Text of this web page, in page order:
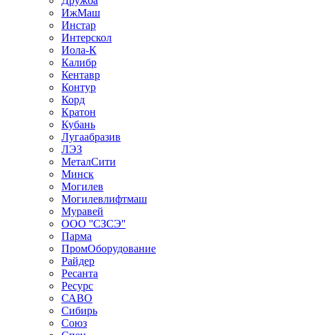
ИжМаш
Инстар
Интерскол
Иола-К
Калибр
Кентавр
Контур
Корд
Кратон
Кубань
Лугаабразив
ЛЭЗ
МеталСити
Минск
Могилев
Могилевлифтмаш
Муравей
ООО ''СЗСЭ''
Парма
ПромОборудование
Райдер
Ресанта
Ресурс
САВО
Сибирь
Союз